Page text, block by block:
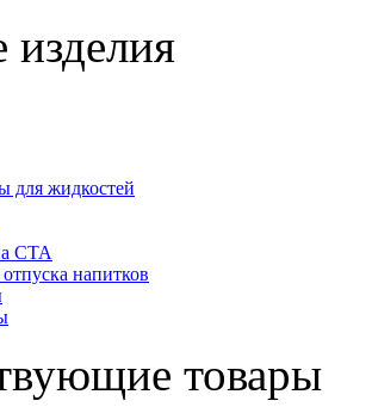
для жидкостей
СТА
напитков
товары